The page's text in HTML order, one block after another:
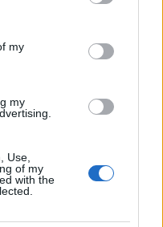
my
my
Use,
of my
with the
και μετά τη
κοινότητα
κ.λπ. και
διαψεύσει»
. Ο
στο Ifremer,